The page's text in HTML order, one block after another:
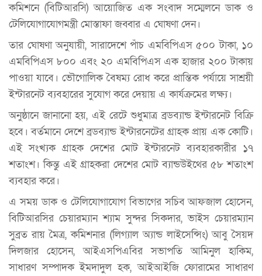
কমিশনে (বিটিআরসি) আয়োজিত এক সংবাদ সম্মেলনে ডাক ও
টেলিযোগাযোগমন্ত্রী মোস্তাফা জব্বার এ ঘোষণা দেন।
তার ঘোষণা অনুযায়ী, সারাদেশে পাঁচ এমবিপিএস ৫০০ টাকা, ১০
এমবিপিএস ৮০০ এবং ২০ এমবিপিএস এক হাজার ২০০ টাকায়
পাওয়া যাবে। ভৌগোলিক বৈষম্য রোধ করে প্রান্তিক পর্যায়ে সাশ্রয়ী
ইন্টারনেট ব্যবহারের সুযোগ করে দেয়ায় এ কার্যক্রমের লক্ষ্য।
অনুষ্ঠানে জানানো হয়, এই রেটে শুধুমাত্র ব্রডব্যান্ড ইন্টারনেট বিক্রি
হবে। বর্তমানে দেশে ব্রডব্যান্ড ইন্টারনেটের গ্রাহক প্রায় এক কোটি।
এই সংখ্যক গ্রাহক দেশের মোট ইন্টারনেট ব্যবহারকারীর ১৭
শতাংশ। কিন্তু এই গ্রাহকরা দেশের মোট ব্যান্ডউইথের ৫৮ শতাংশ
ব্যবহার করে।
এ সময় ডাক ও টেলিযোগাযোগ বিভাগের সচিব আফজাল হোসেন,
বিটিআরসির চেয়ারম্যান শ্যাম সুন্দর সিকদার, ভাইস চেয়ারম্যান
সুব্রত রায় মৈত্র, কমিশনার (লিগ্যাল অ্যান্ড লাইসেন্সিং) আবু সৈয়দ
দিলজার হোসেন, আইএসপিএবির সভাপতি আমিনুল হাকিম,
সাধারণ সম্পাদক ইমদাদুল হক, আইআইজি ফোরামের সাধারণ